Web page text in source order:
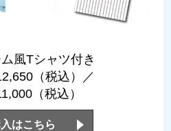
風Tシャツ付き
（税込）／
（税込）
はこちら